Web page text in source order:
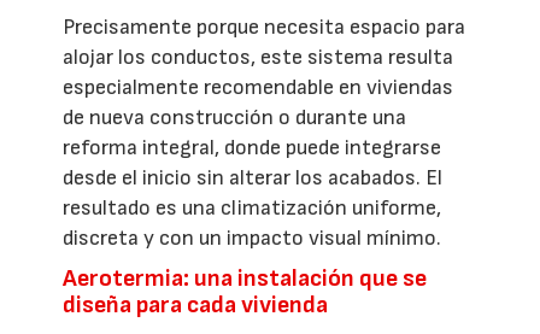
Precisamente porque necesita espacio para
alojar los conductos, este sistema resulta
especialmente recomendable en viviendas
de nueva construcción o durante una
reforma integral, donde puede integrarse
desde el inicio sin alterar los acabados. El
resultado es una climatización uniforme,
discreta y con un impacto visual mínimo.
Aerotermia: una instalación que se
diseña para cada vivienda